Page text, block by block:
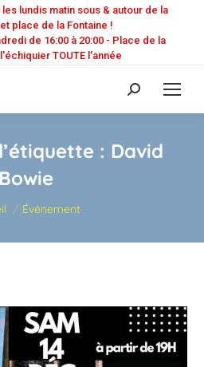
les lundis matin sous & autour de la
place de la Fontaine !
de 16:00 à 20:00 - Place de la
TOUTE l'année
Recherche
:
: David
Bowie
ici :Événement